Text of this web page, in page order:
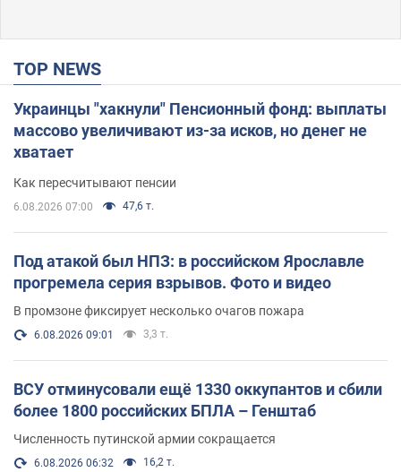
TOP NEWS
Украинцы "хакнули" Пенсионный фонд: выплаты
массово увеличивают из-за исков, но денег не
хватает
Как пересчитывают пенсии
6.08.2026 07:00 47,6 т.
Под атакой был НПЗ: в российском Ярославле
прогремела серия взрывов. Фото и видео
В промзоне фиксирует несколько очагов пожара
6.08.2026 09:01 3,3 т.
ВСУ отминусовали ещё 1330 оккупантов и сбили
более 1800 российских БПЛА – Генштаб
Численность путинской армии сокращается
6.08.2026 06:32 16,2 т.